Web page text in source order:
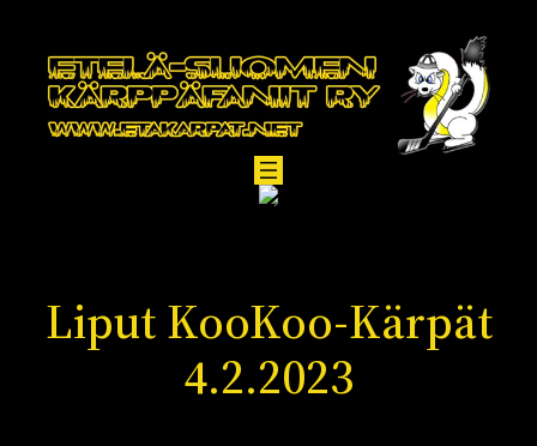
sisältöön
Liput KooKoo-Kärpät
4.2.2023